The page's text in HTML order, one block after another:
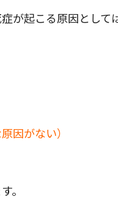
が起こる原因として
因がない）
。